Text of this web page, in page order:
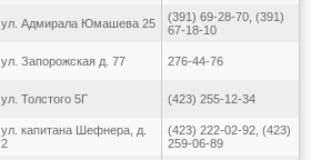
ул. Адмирала Юмашева 25
(391) 69-28-70, (391)
67-18-10
ул. Запорожская д. 77 276-44-76
ул. Толстого 5Г (423) 255-12-34
ул. капитана Шефнера, д.
2
(423) 222-02-92, (423)
259-06-89